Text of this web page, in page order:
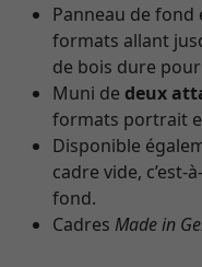
Panneau de
formats allant
de bois dure
Muni de deux
formats portrait
Disponible
cadre vide,
fond.
Cadres Made in